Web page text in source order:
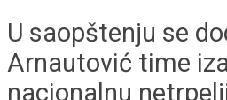
U saopštenju se
Arnautović time
nacionalnu